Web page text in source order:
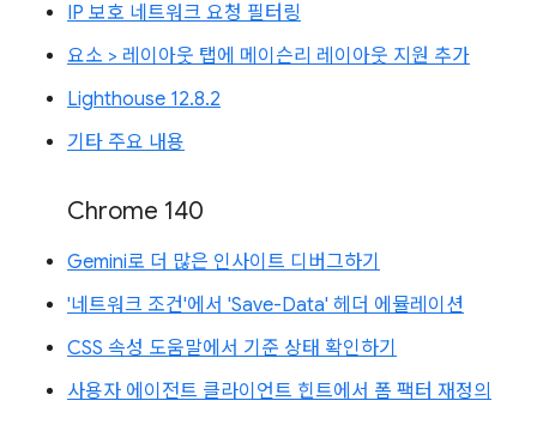
IP 보호 네트워크 요청 필터링
요소 > 레이아웃 탭에 메이슨리 레이아웃 지원 추가
Lighthouse 12.8.2
기타 주요 내용
Chrome 140
Gemini로 더 많은 인사이트 디버그하기
'네트워크 조건'에서 'Save-Data' 헤더 에뮬레이션
CSS 속성 도움말에서 기준 상태 확인하기
사용자 에이전트 클라이언트 힌트에서 폼 팩터 재정의